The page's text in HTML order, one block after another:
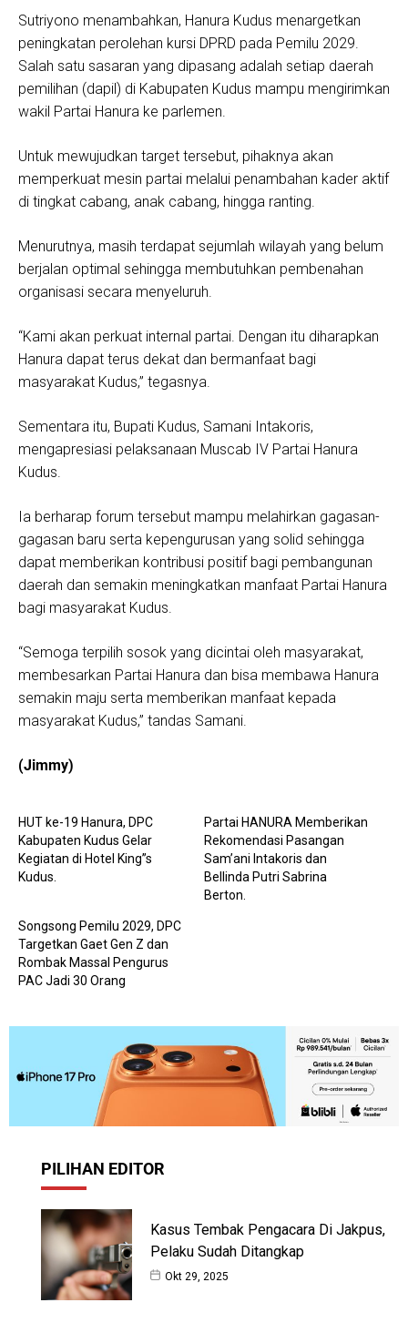
Sutriyono menambahkan, Hanura Kudus menargetkan
peningkatan perolehan kursi DPRD pada Pemilu 2029.
Salah satu sasaran yang dipasang adalah setiap daerah
pemilihan (dapil) di Kabupaten Kudus mampu mengirimkan
wakil Partai Hanura ke parlemen.
Untuk mewujudkan target tersebut, pihaknya akan
memperkuat mesin partai melalui penambahan kader aktif
di tingkat cabang, anak cabang, hingga ranting.
Menurutnya, masih terdapat sejumlah wilayah yang belum
berjalan optimal sehingga membutuhkan pembenahan
organisasi secara menyeluruh.
“Kami akan perkuat internal partai. Dengan itu diharapkan
Hanura dapat terus dekat dan bermanfaat bagi
masyarakat Kudus,” tegasnya.
Sementara itu, Bupati Kudus, Samani Intakoris,
mengapresiasi pelaksanaan Muscab IV Partai Hanura
Kudus.
Ia berharap forum tersebut mampu melahirkan gagasan-
gagasan baru serta kepengurusan yang solid sehingga
dapat memberikan kontribusi positif bagi pembangunan
daerah dan semakin meningkatkan manfaat Partai Hanura
bagi masyarakat Kudus.
“Semoga terpilih sosok yang dicintai oleh masyarakat,
membesarkan Partai Hanura dan bisa membawa Hanura
semakin maju serta memberikan manfaat kepada
masyarakat Kudus,” tandas Samani.
(Jimmy)
HUT ke-19 Hanura, DPC
Kabupaten Kudus Gelar
Kegiatan di Hotel King”s
Kudus.
Partai HANURA Memberikan
Rekomendasi Pasangan
Sam’ani Intakoris dan
Bellinda Putri Sabrina
Berton.
Songsong Pemilu 2029, DPC
Targetkan Gaet Gen Z dan
Rombak Massal Pengurus
PAC Jadi 30 Orang
PILIHAN EDITOR
Kasus Tembak Pengacara Di Jakpus,
Pelaku Sudah Ditangkap
Okt 29, 2025